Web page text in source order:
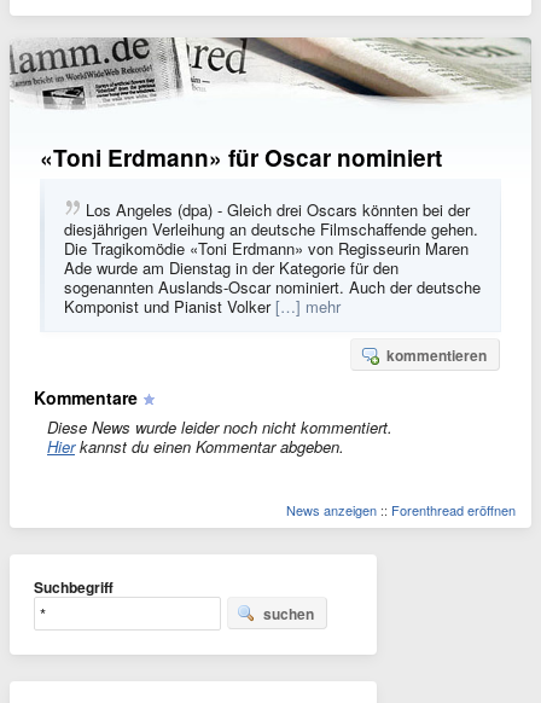
«Toni Erdmann» für Oscar nominiert
Los Angeles (dpa) - Gleich drei Oscars könnten bei der
diesjährigen Verleihung an deutsche Filmschaffende gehen.
Die Tragikomödie «Toni Erdmann» von Regisseurin Maren
Ade wurde am Dienstag in der Kategorie für den
sogenannten Auslands-Oscar nominiert. Auch der deutsche
Komponist und Pianist Volker […] mehr
kommentieren
Kommentare
Diese News wurde leider noch nicht kommentiert.
Hierkannst du einen Kommentar abgeben.
News anzeigen :: Forenthread eröffnen
Suchbegriff
suchen